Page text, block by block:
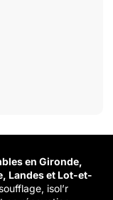
en Gironde,
Landes et Lot-et-
isol’r